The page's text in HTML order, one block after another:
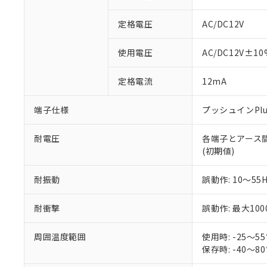
定格電圧 AC/DC12V
使用電圧 AC/
定格電流 12mA
端子仕様 プッシュイン
耐電圧
各端子とアー
(初期値)
耐振動 誤動作: 10～
耐衝撃 誤動作: 最大
周囲温度範囲
使用時: -25～
保存時: -40～
ご利用条件
以下の条件をお
本サービス
当社制御機
在庫状況お
い。
正式な納期
当社販売員
オムロン制御
在庫状況お
す。
マイパーツ
お客様が当
が、当社の
非該当品：ライ
仕入先様の事情に
があります。
*EU RoHS指令（10物質
六価クロム(Cr(Ⅵ))
フタル酸ビス(2-エチ
ル（DBP） 1000ppm
但し、RoHS指令で産
フタル酸エステル類の
※2 対応予定月
部品在庫の切り替
※3 非含有証明
※1 中国
「×」：最大均質
「－」：未確認
*中国RoHS10物質の基
Pb(鉛) :1000ppm、
DBP(フタル酸ジブチ
DEHP(フタル酸ビス(2-
※2 環境保護使
「ｅ」：有害物
「10」：通常の使
味します。
「－」：未確認
当社は、こ
う）を輸出
などの必要な
当社は貴社
置等に一切使
当社は、貴
また当社は
たしません。
記
号
説明
○ 一定数
△ 一定数
－
在庫な
機器販
空
白
受注生